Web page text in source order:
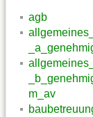
agb
m_av